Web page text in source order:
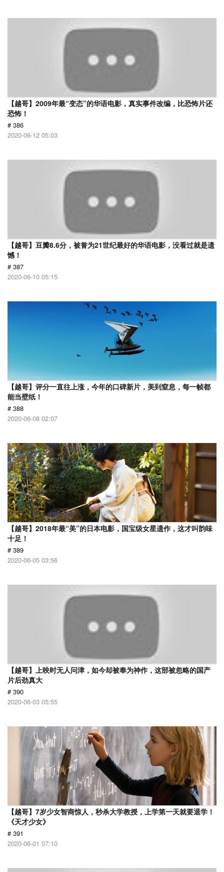
【越哥】2009年最“变态”的华语电影，真实事件改编，比恐怖片还
恐怖！
# 386
2020-06-12 05:03
【越哥】豆瓣8.6分，被誉为21世纪最好的华语电影，没看过就是遗
憾！
# 387
2020-06-10 05:15
【越哥】评分一直往上涨，今年的口碑新片，美到窒息，每一帧都
能当壁纸！
# 388
2020-06-08 02:07
【越哥】2018年最“美”的日本电影，国宝级女星遗作，这才叫韵味
十足！
# 389
2020-06-05 03:56
【越哥】上映时无人问津，如今却被奉为神作，这部被忽略的国产
片后劲真大
# 390
2020-06-03 05:55
【越哥】7岁少女智商惊人，秒杀大学教授，上学第一天就要退学！
《天才少女》
# 391
2020-06-01 07:10